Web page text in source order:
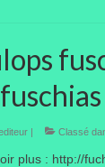
| Classé
plus : http://